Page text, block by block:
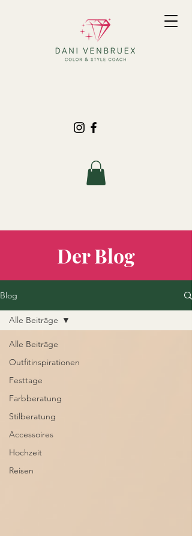
Der Blog
Blog
Alle Beiträge
Outfitinspirationen
Festtage
Farbberatung
Stilberatung
Accessoires
Hochzeit
Reisen
Alle Beiträge